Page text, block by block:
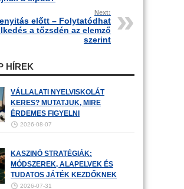
Next:
előtt – Folytatódhat
a tőzsdén az elemző
szerint
HÍREK
VÁLLALATI NYELVISKOLÁT
KERES? MUTATJUK, MIRE
ÉRDEMES FIGYELNI
2026-08-07
KASZINÓ STRATÉGIÁK:
MÓDSZEREK, ALAPELVEK ÉS
TUDATOS JÁTÉK KEZDŐKNEK
2026-07-31